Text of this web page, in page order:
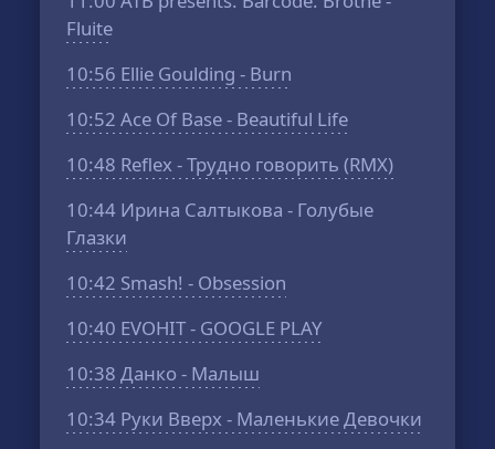
Fluite
10:56 Ellie Goulding - Burn
10:52 Ace Of Base - Beautiful Life
10:48 Reflex - Трудно говорить (RMX)
10:44 Ирина Салтыкова - Голубые
Глазки
10:42 Smash! - Obsession
10:40 EVOHIT - GOOGLE PLAY
10:38 Данко - Малыш
10:34 Руки Вверх - Маленькие Девочки